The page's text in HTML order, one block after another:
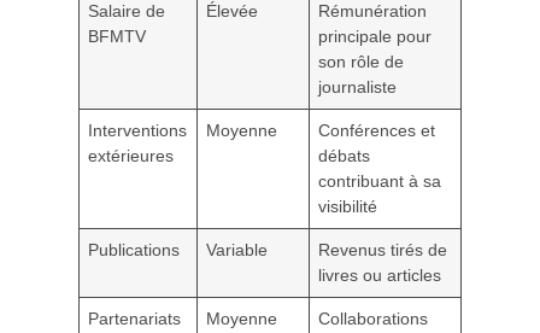
Salaire de
BFMTV
Élevée
Rémunération
principale pour
son rôle de
journaliste
Interventions
extérieures
Moyenne
Conférences et
débats
contribuant à sa
visibilité
Publications Variable
Revenus tirés de
livres ou articles
Partenariats Moyenne
Collaborations